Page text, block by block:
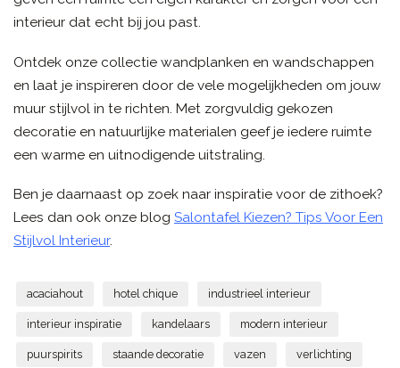
interieur dat echt bij jou past.
Ontdek onze collectie wandplanken en wandschappen
en laat je inspireren door de vele mogelijkheden om jouw
muur stijlvol in te richten. Met zorgvuldig gekozen
decoratie en natuurlijke materialen geef je iedere ruimte
een warme en uitnodigende uitstraling.
Ben je daarnaast op zoek naar inspiratie voor de zithoek?
Lees dan ook onze blog Salontafel Kiezen? Tips Voor Een
Stijlvol Interieur.
acaciahout hotel chique industrieel interieur
interieur inspiratie kandelaars modern interieur
puurspirits staande decoratie vazen verlichting